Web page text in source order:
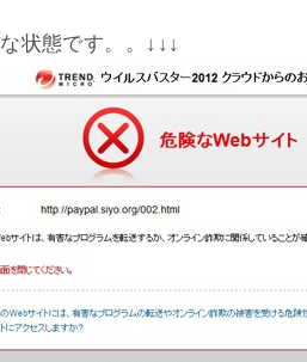
状態です。。↓↓↓